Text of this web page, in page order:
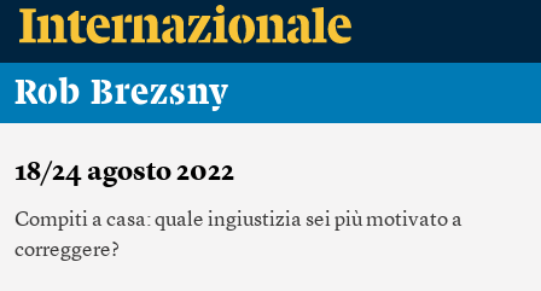
Rob Brezsny
18/24 agosto 2022
Compiti a casa: quale ingiustizia sei più motivato a
correggere?